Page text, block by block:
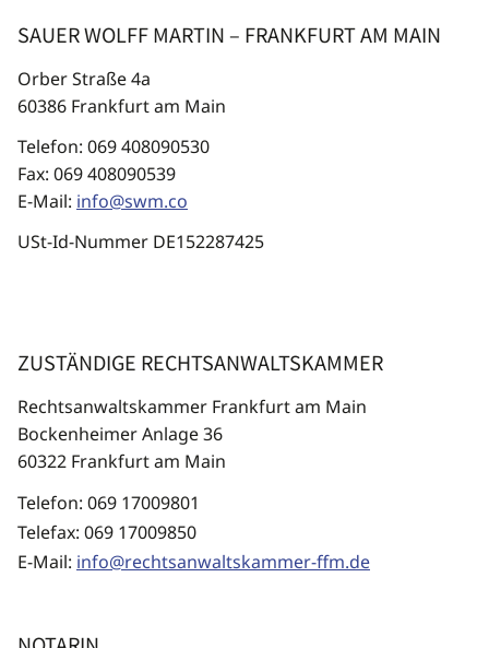
SAUER WOLFF MARTIN – FRANKFURT AM MAIN
Orber Straße 4a
60386 Frankfurt am Main
Telefon: 069 408090530
Fax: 069 408090539
E-Mail: info@swm.co
USt-Id-Nummer DE152287425
ZUSTÄNDIGE RECHTSANWALTSKAMMER
Rechtsanwaltskammer Frankfurt am Main
Bockenheimer Anlage 36
60322 Frankfurt am Main
Telefon: 069 17009801
Telefax: 069 17009850
E-Mail: info@rechtsanwaltskammer-ffm.de